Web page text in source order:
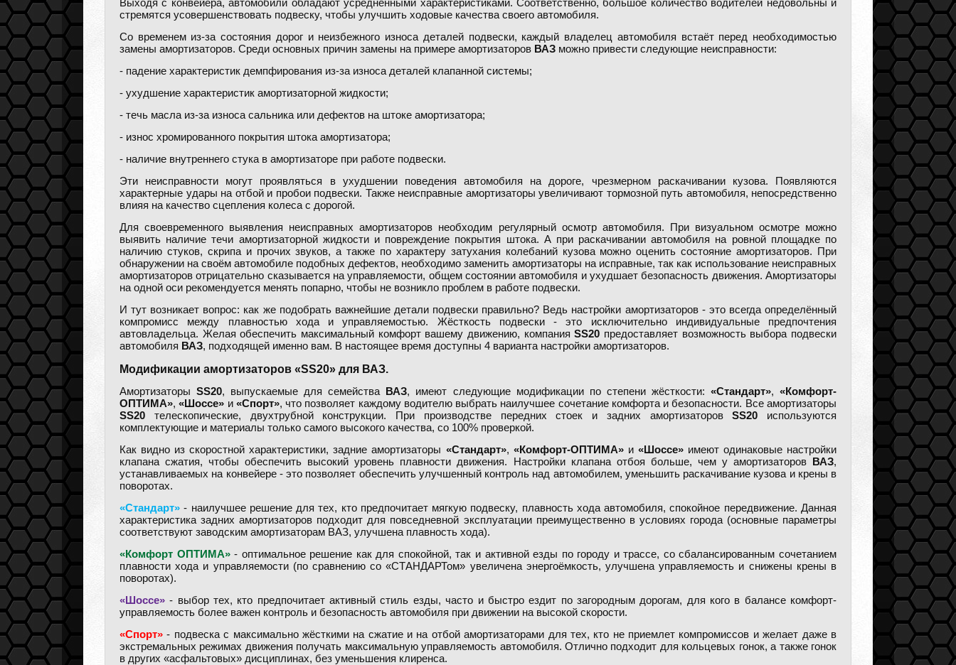
Выходя с конвейера, автомобили обладают усреднёнными характеристиками. Соответственно, большое количество водителей недовольны и
стремятся усовершенствовать подвеску, чтобы улучшить ходовые качества своего автомобиля.
Со временем из-за состояния дорог и неизбежного износа деталей подвески, каждый владелец автомобиля встаёт перед необходимостью
замены амортизаторов. Среди основных причин замены на примере амортизаторов ВАЗ можно привести следующие неисправности:
- падение характеристик демпфирования из-за износа деталей клапанной системы;
- ухудшение характеристик амортизаторной жидкости;
- течь масла из-за износа сальника или дефектов на штоке амортизатора;
- износ хромированного покрытия штока амортизатора;
- наличие внутреннего стука в амортизаторе при работе подвески.
Эти неисправности могут проявляться в ухудшении поведения автомобиля на дороге, чрезмерном раскачивании кузова. Появляются
характерные удары на отбой и пробои подвески. Также неисправные амортизаторы увеличивают тормозной путь автомобиля, непосредственно
влияя на качество сцепления колеса с дорогой.
Для своевременного выявления неисправных амортизаторов необходим регулярный осмотр автомобиля. При визуальном осмотре можно
выявить наличие течи амортизаторной жидкости и повреждение покрытия штока. А при раскачивании автомобиля на ровной площадке по
наличию стуков, скрипа и прочих звуков, а также по характеру затухания колебаний кузова можно оценить состояние амортизаторов. При
обнаружении на своём автомобиле подобных дефектов, необходимо заменить амортизаторы на исправные, так как использование неисправных
амортизаторов отрицательно сказывается на управляемости, общем состоянии автомобиля и ухудшает безопасность движения. Амортизаторы
на одной оси рекомендуется менять попарно, чтобы не возникло проблем в работе подвески.
И тут возникает вопрос: как же подобрать важнейшие детали подвески правильно? Ведь настройки амортизаторов - это всегда определённый
компромисс между плавностью хода и управляемостью. Жёсткость подвески - это исключительно индивидуальные предпочтения
автовладельца. Желая обеспечить максимальный комфорт вашему движению, компанияSS20 предоставляет возможность выбора подвески
автомобиля ВАЗ, подходящей именно вам. В настоящее время доступны 4 варианта настройки амортизаторов.
Модификации амортизаторов «SS20» для ВАЗ.
АмортизаторыSS20, выпускаемые для семейства ВАЗ, имеют следующие модификации по степени жёсткости: «Стандарт»,«Комфорт-
ОПТИМА»,«Шоссе» и «Спорт», что позволяет каждому водителю выбрать наилучшее сочетание комфорта и безопасности. Все амортизаторы
SS20 телескопические, двухтрубной конструкции. При производстве передних стоек и задних амортизаторовSS20 используются
комплектующие и материалы только самого высокого качества, со 100% проверкой.
Как видно из скоростной характеристики, задние амортизаторы «Стандарт», «Комфорт-ОПТИМА»и «Шоссе»имеют одинаковые настройки
клапана сжатия, чтобы обеспечить высокий уровень плавности движения. Настройки клапана отбоя больше, чем у амортизаторов
ВАЗ,
устанавливаемых на конвейере - это позволяет обеспечить улучшенный контроль над автомобилем, уменьшить раскачивание кузова и крены в
поворотах.
«Стандарт» - наилучшее решение для тех, кто предпочитает мягкую подвеску, плавность хода автомобиля, спокойное передвижение. Данная
характеристика задних амортизаторов подходит для повседневной эксплуатации преимущественно в условиях города (основные параметры
соответствуют заводским амортизаторам ВАЗ, улучшена плавность хода).
«Комфорт ОПТИМА»- оптимальное решение как для спокойной, так и активной езды по городу и трассе, со сбалансированным сочетанием
плавности хода и управляемости (по сравнению со «СТАНДАРТом» увеличена энергоёмкость, улучшена управляемость и снижены крены в
поворотах).
«Шоссе» - выбор тех, кто предпочитает активный стиль езды, часто и быстро ездит по загородным дорогам, для кого в балансе комфорт-
управляемость более важен контроль и безопасность автомобиля при движении на высокой скорости.
«Спорт» - подвеска с максимально жёсткими на сжатие и на отбой амортизаторами для тех, кто не приемлет компромиссов и желает даже в
экстремальных режимах движения получать максимальную управляемость автомобиля. Отлично подходит для кольцевых гонок, а также гонок
в других «асфальтовых» дисциплинах, без уменьшения клиренса.